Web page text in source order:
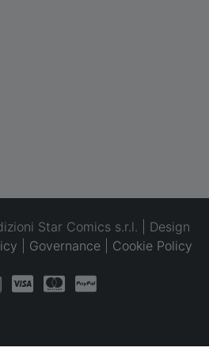
Star Comics s.r.l. | Design
Governance Cookie Policy